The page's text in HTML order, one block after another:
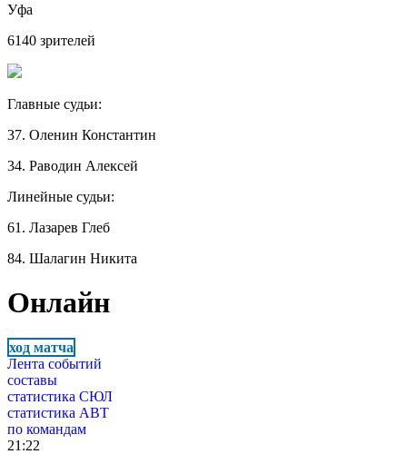
Уфа
6140 зрителей
Главные судьи:
37. Оленин Константин
34. Раводин Алексей
Линейные судьи:
61. Лазарев Глеб
84. Шалагин Никита
Онлайн
ход матча
Лента событий
составы
статистика СЮЛ
статистика АВТ
по командам
21:22